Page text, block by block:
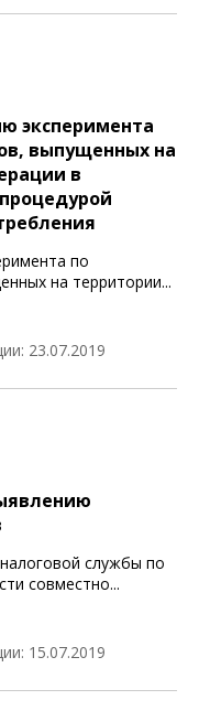
эксперимента
выпущенных на
в
по
на территории...
23.07.2019
службы по
совместно...
15.07.2019